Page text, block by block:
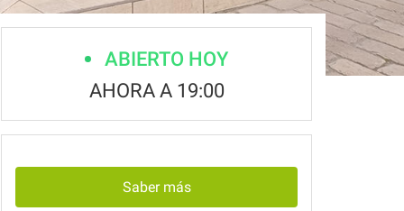
ABIERTO HOY
AHORA A 19:00
Saber más